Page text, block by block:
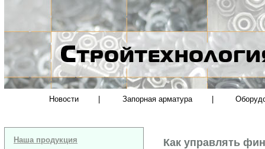
Новости Запорная арматура
Наша продукция Как управлять